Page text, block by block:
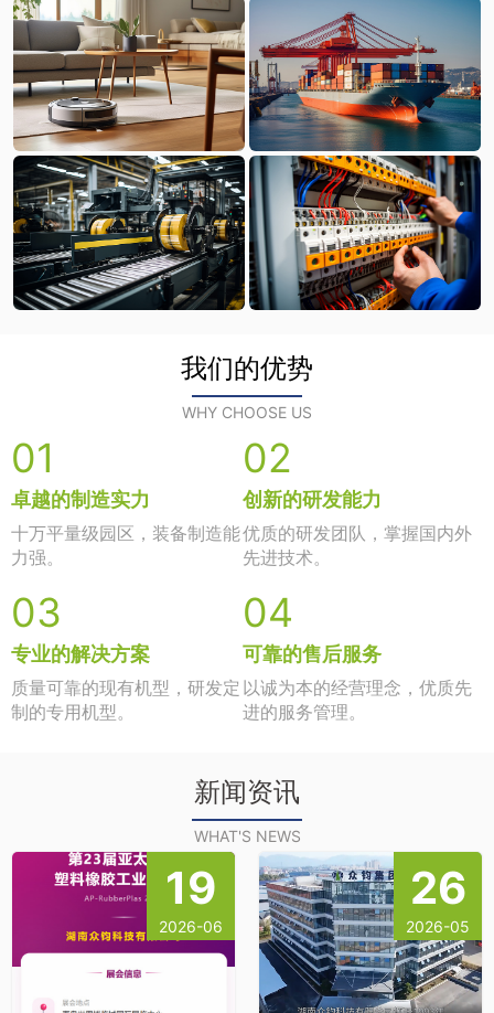
我们的优势
WHY CHOOSE US
01
卓越的制造实力
十万平量级园区，装备制造能
力强。
02
创新的研发能力
优质的研发团队，掌握国内外
先进技术。
03
专业的解决方案
质量可靠的现有机型，研发定
制的专用机型。
04
可靠的售后服务
以诚为本的经营理念，优质先
进的服务管理。
新闻资讯
WHAT'S NEWS
19
2026-06
26
2026-05